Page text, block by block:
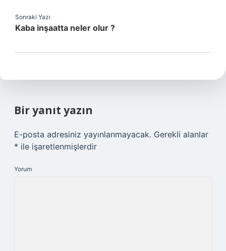
Sonraki Yazı
Kaba inşaatta neler olur ?
Bir yanıt yazın
E-posta adresiniz yayınlanmayacak. Gerekli alanlar
* ile işaretlenmişlerdir
Yorum